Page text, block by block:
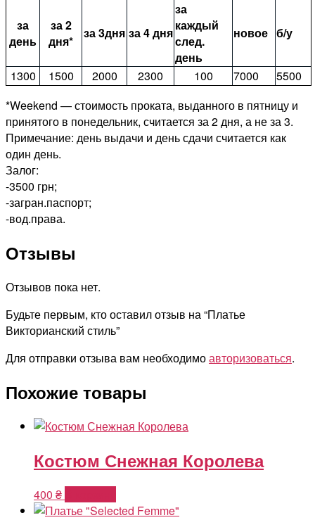
за
день
за 2
дня*
за 3дня за 4 дня
за
каждый
след.
день
новое б/у
1300 1500 2000 2300 100 7000
5500
*Weekend — стоимость проката, выданного в пятницу и
принятого в понедельник, считается за 2 дня, а не за 3.
Примечание: день выдачи и день сдачи считается как
один день.
Залог:
-3500 грн;
-загран.паспорт;
-вод.права.
Отзывы
Отзывов пока нет.
Будьте первым, кто оставил отзыв на “Платье
Викторианский стиль”
Для отправки отзыва вам необходимоавторизоваться.
Похожие товары
Костюм Снежная Королева
400 ₴